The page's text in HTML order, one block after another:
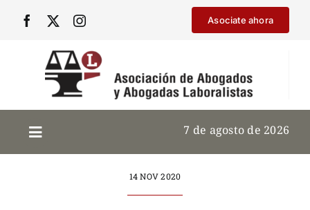
Asociate ahora
7 de agosto de 2026
14 NOV 2020